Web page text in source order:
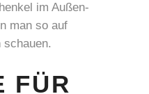
im Außen-
man so auf
schauen.
FÜR